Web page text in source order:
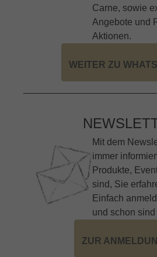
Carne, sowie
Angebote und
Aktionen.
WEITER ZU
Mit dem
immer
Produkte,
sind, Sie
Einfach
und schon
ZUR